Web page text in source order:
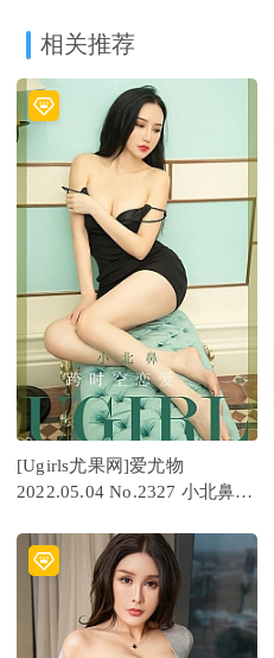
相关推荐
[Ugirls尤果网]爱尤物
2022.05.04 No.2327 小北鼻